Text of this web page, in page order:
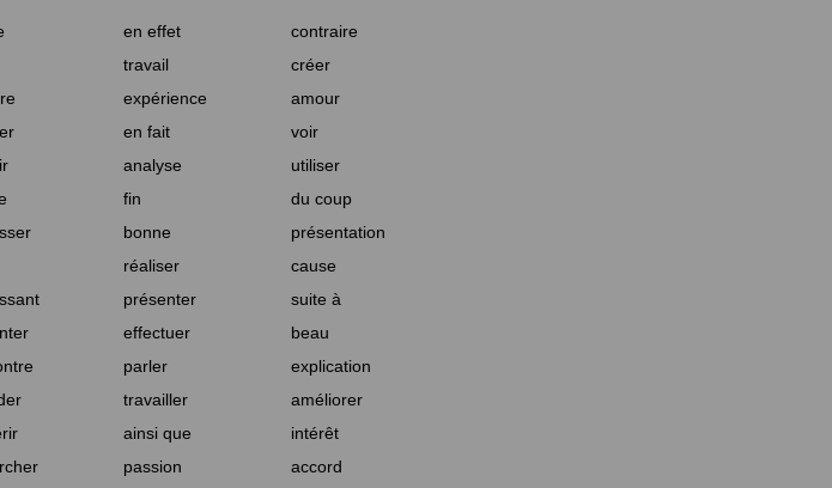
en effet
contraire
travail
créer
expérience
amour
en fait
voir
analyse
utiliser
fin
du coup
bonne
présentation
réaliser
cause
présenter
suite à
effectuer
beau
parler
explication
travailler
améliorer
ainsi que
intérêt
passion accord